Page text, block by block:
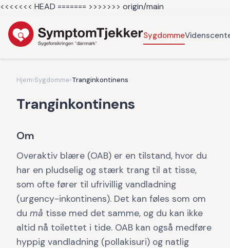
<<<<<<< HEAD ======= >>>>>>> origin/main
Sygdomme
Hjem›Sygdomme›Tranginkontinens
Tranginkontinens
Om
Overaktiv blære (OAB) er en tilstand, hvor du
har en pludselig og stærk trang til at tisse,
som ofte fører til ufrivillig vandladning
(urgency-inkontinens). Det kan føles som om
du må tisse med det samme, og du kan ikke
altid nå toilettet i tide. OAB kan også medføre
hyppig vandladning (pollakisuri) og natlig